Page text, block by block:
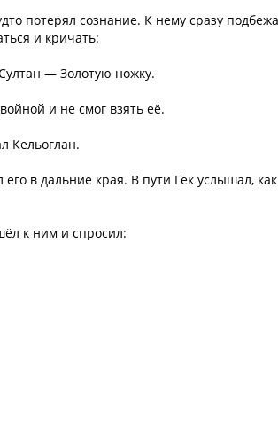
потерял сознание. К нему сразу
и кричать:
— Золотую ножку.
и не смог взять её.
Кельоглан.
в дальние края. В пути Гек услышал, как
к ним и спросил: